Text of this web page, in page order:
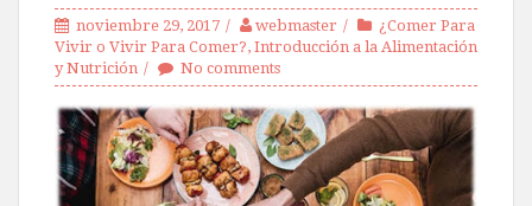
noviembre 29, 2017 webmaster
¿Comer Para
Vivir o Vivir Para Comer?, Introducción a la Alimentación
y Nutrición
No comments